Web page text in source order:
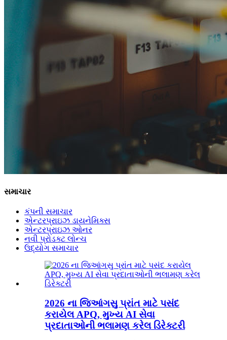
સમાચાર
કંપની સમાચાર
એન્ટરપ્રાઇઝ ડાયનેમિક્સ
એન્ટરપ્રાઇઝ ઓનર
નવી પ્રોડક્ટ લોન્ચ
ઉદ્યોગ સમાચાર
2026 ના જિઆંગસુ પ્રાંત માટે પસંદ
કરાયેલ APQ, મુખ્ય AI સેવા
પ્રદાતાઓની ભલામણ કરેલ ડિરેક્ટરી